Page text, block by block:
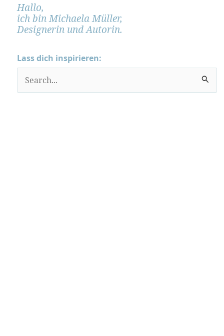
Hallo,
ich bin Michaela Müller,
Designerin und Autorin.
Lass dich inspirieren:
u